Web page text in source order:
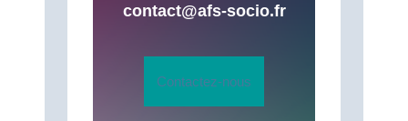
contact@afs-socio.fr
Contactez-nous